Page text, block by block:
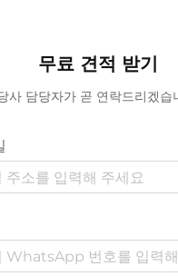
무료 견적 받기
사 담당자가 곧 연락드리겠습